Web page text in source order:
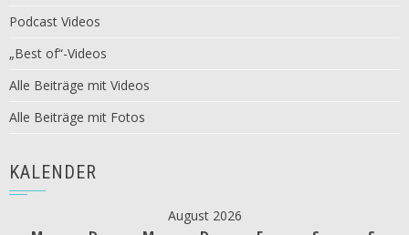
Podcast Videos
„Best of“-Videos
Alle Beiträge mit Videos
Alle Beiträge mit Fotos
KALENDER
August 2026